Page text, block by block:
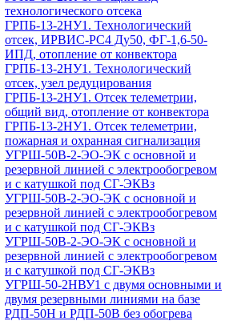
технологического отсека
ГРПБ-13-2НУ1. Технологический
отсек, ИРВИС-РС4 Ду50, ФГ-1,6-50-
ИПД, отопление от конвектора
ГРПБ-13-2НУ1. Технологический
отсек, узел редуцирования
ГРПБ-13-2НУ1. Отсек телеметрии,
общий вид, отопление от конвектора
ГРПБ-13-2НУ1. Отсек телеметрии,
пожарная и охранная сигнализация
УГРШ-50B-2-ЭО-ЭК с основной и
резервной линией с электрообогревом
и с катушкой под СГ-ЭКВз
УГРШ-50B-2-ЭО-ЭК с основной и
резервной линией с электрообогревом
и с катушкой под СГ-ЭКВз
УГРШ-50B-2-ЭО-ЭК с основной и
резервной линией с электрообогревом
и с катушкой под СГ-ЭКВз
УГРШ-50-2НВУ1 с двумя основными и
двумя резервными линиями на базе
РДП-50Н и РДП-50В без обогрева